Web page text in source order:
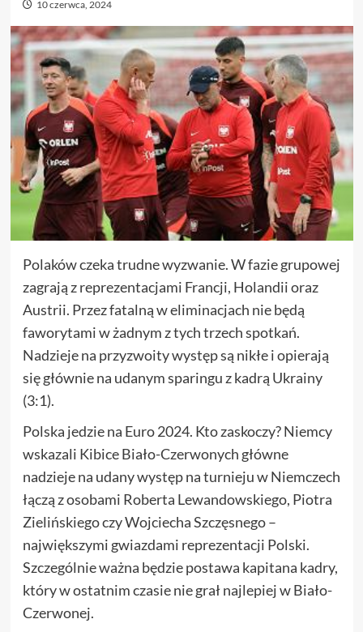
10 czerwca, 2024
Polaków czeka trudne wyzwanie. W fazie grupowej
zagrają z reprezentacjami Francji, Holandii oraz
Austrii. Przez fatalną w eliminacjach nie będą
faworytami w żadnym z tych trzech spotkań.
Nadzieje na przyzwoity występ są nikłe i opierają
się głównie na udanym sparingu z kadrą Ukrainy
(3:1).
Polska jedzie na Euro 2024. Kto zaskoczy? Niemcy
wskazali Kibice Biało-Czerwonych główne
nadzieje na udany występ na turnieju w Niemczech
łączą z osobami Roberta Lewandowskiego, Piotra
Zielińskiego czy Wojciecha Szczęsnego –
największymi gwiazdami reprezentacji Polski.
Szczególnie ważna będzie postawa kapitana kadry,
który w ostatnim czasie nie grał najlepiej w Biało-
Czerwonej.